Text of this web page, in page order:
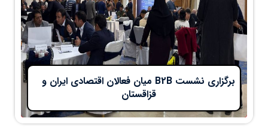
برگزاری نشست B2B میان فعالان اقتصادی ایران و
قزاقستان